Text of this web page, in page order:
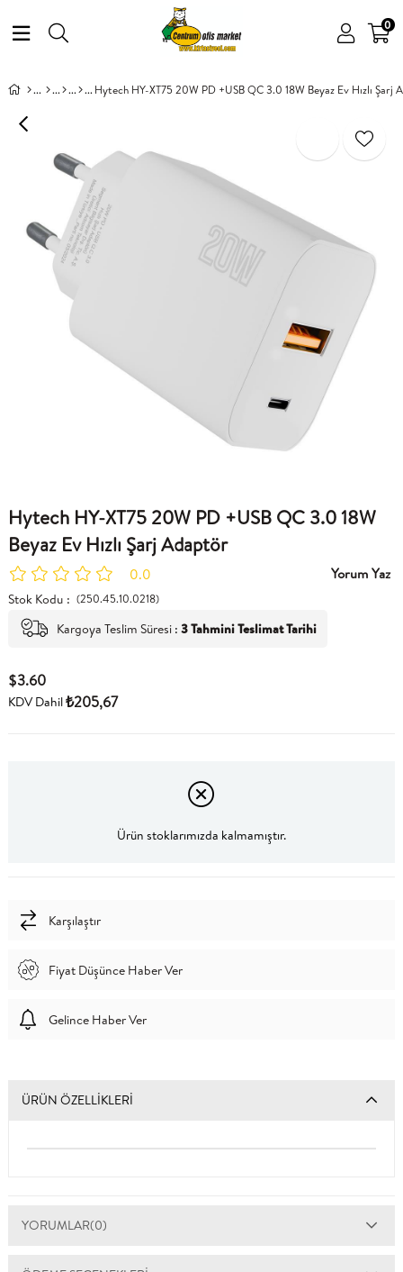
0
Hytech HY-XT75 20W PD +USB QC 3.0 18W Beyaz Ev Hızlı Şarj
Hytech HY-XT75 20W PD +USB QC 3.0 18W
Beyaz Ev Hızlı Şarj Adaptör
0.0 Yorum Yaz
Stok Kodu (250.45.10.0218)
Kargoya Teslim Süresi : 3 Tahmini Teslimat Tarihi
$3.60
KDV Dahil₺205,67
Ürün stoklarımızda kalmamıştır.
Karşılaştır
Fiyat Düşünce Haber Ver
Gelince Haber Ver
ÜRÜN ÖZELLIKLERI
YORUMLAR(0)